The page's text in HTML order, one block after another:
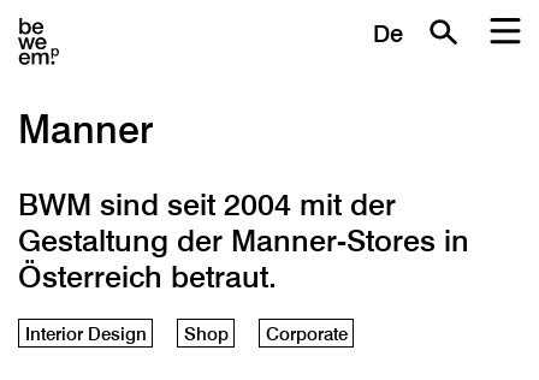
De
Manner
BWM sind seit 2004 mit der
Gestaltung der Manner-Stores in
Österreich betraut.
Interior Design Shop Corporate